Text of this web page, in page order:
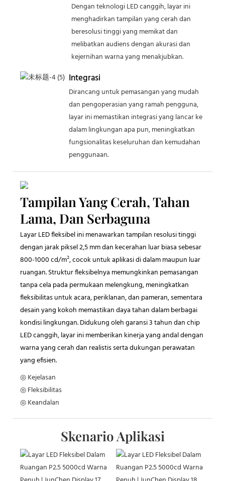
Dengan teknologi LED canggih, layar ini
menghadirkan tampilan yang cerah dan
beresolusi tinggi yang memikat dan
melibatkan audiens dengan akurasi dan
kejernihan warna yang menakjubkan.
Integrasi
Dirancang untuk pemasangan yang mudah
dan pengoperasian yang ramah pengguna,
layar ini memastikan integrasi yang lancar ke
dalam lingkungan apa pun, meningkatkan
fungsionalitas keseluruhan dan kemudahan
penggunaan.
Tampilan Yang Cerah, Tahan
Lama, Dan Serbaguna
Layar LED fleksibel ini menawarkan tampilan resolusi tinggi
dengan jarak piksel 2,5 mm dan kecerahan luar biasa sebesar
800-1000 cd/m², cocok untuk aplikasi di dalam maupun luar
ruangan. Struktur fleksibelnya memungkinkan pemasangan
tanpa cela pada permukaan melengkung, meningkatkan
fleksibilitas untuk acara, periklanan, dan pameran, sementara
desain yang kokoh memastikan daya tahan dalam berbagai
kondisi lingkungan. Didukung oleh garansi 3 tahun dan chip
LED canggih, layar ini memberikan kinerja yang andal dengan
warna yang cerah dan realistis serta dukungan perawatan
yang efisien.
◎ Kejelasan
◎ Fleksibilitas
◎ Keandalan
Skenario Aplikasi